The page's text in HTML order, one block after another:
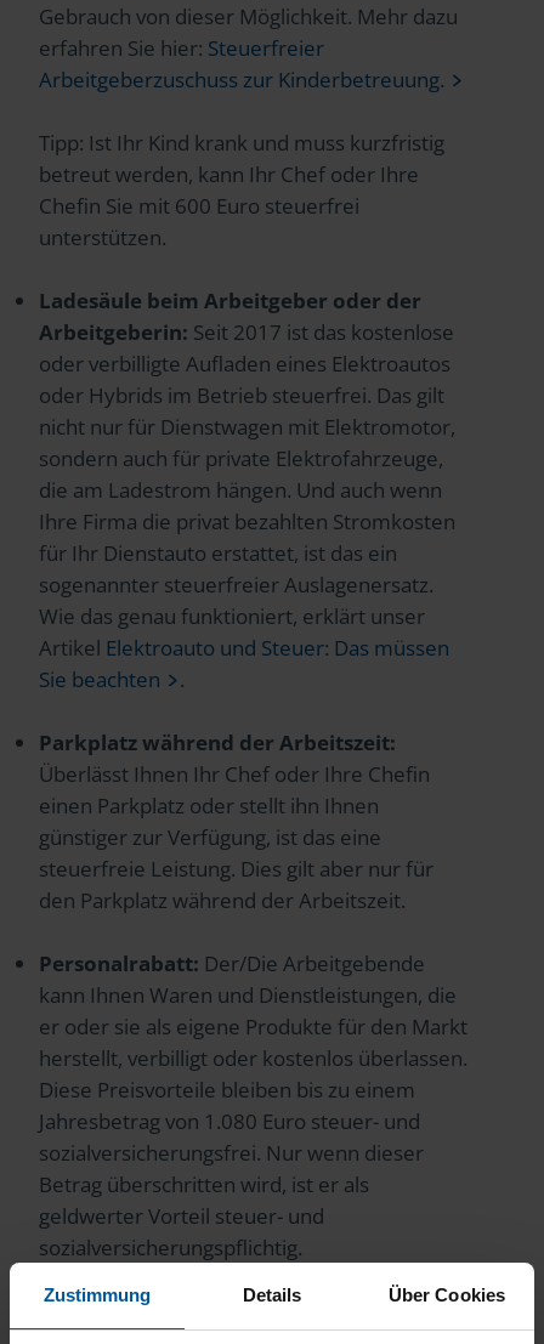
Zustimmung Details Über Cookies
Gebrauch von dieser Möglichkeit. Mehr dazu
erfahren Sie hier: Steuerfreier
Arbeitgeberzuschuss zur Kinderbetreuung.
Tipp: Ist Ihr Kind krank und muss kurzfristig
betreut werden, kann Ihr Chef oder Ihre
Chefin Sie mit 600 Euro steuerfrei
unterstützen.
Ladesäule beim Arbeitgeber oder der
Arbeitgeberin: Seit 2017 ist das kostenlose
oder verbilligte Aufladen eines Elektroautos
oder Hybrids im Betrieb steuerfrei. Das gilt
nicht nur für Dienstwagen mit Elektromotor,
sondern auch für private Elektrofahrzeuge,
die am Ladestrom hängen. Und auch wenn
Ihre Firma die privat bezahlten Stromkosten
für Ihr Dienstauto erstattet, ist das ein
sogenannter steuerfreier Auslagenersatz.
Wie das genau funktioniert, erklärt unser
Artikel Elektroauto und Steuer: Das müssen
Sie beachten
.
Parkplatz während der Arbeitszeit:
Überlässt Ihnen Ihr Chef oder Ihre Chefin
einen Parkplatz oder stellt ihn Ihnen
günstiger zur Verfügung, ist das eine
steuerfreie Leistung. Dies gilt aber nur für
den Parkplatz während der Arbeitszeit.
Personalrabatt: Der/Die Arbeitgebende
kann Ihnen Waren und Dienstleistungen, die
er oder sie als eigene Produkte für den Markt
herstellt, verbilligt oder kostenlos überlassen.
Diese Preisvorteile bleiben bis zu einem
Jahresbetrag von 1.080 Euro steuer- und
sozialversicherungsfrei. Nur wenn dieser
Betrag überschritten wird, ist er als
geldwerter Vorteil steuer- und
sozialversicherungspflichtig.
Was gilt, wenn ein/e Chef/in von einer